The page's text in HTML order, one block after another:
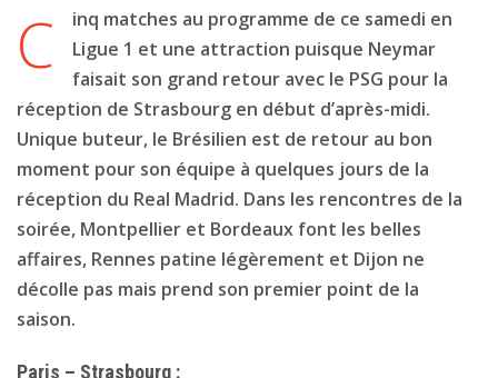
C
inq matches au programme de ce samedi en
Ligue 1 et une attraction puisque Neymar
faisait son grand retour avec le PSG pour la
réception de Strasbourg en début d’après-midi.
Unique buteur, le Brésilien est de retour au bon
moment pour son équipe à quelques jours de la
réception du Real Madrid. Dans les rencontres de la
soirée, Montpellier et Bordeaux font les belles
affaires, Rennes patine légèrement et Dijon ne
décolle pas mais prend son premier point de la
saison.
Paris – Strasbourg :